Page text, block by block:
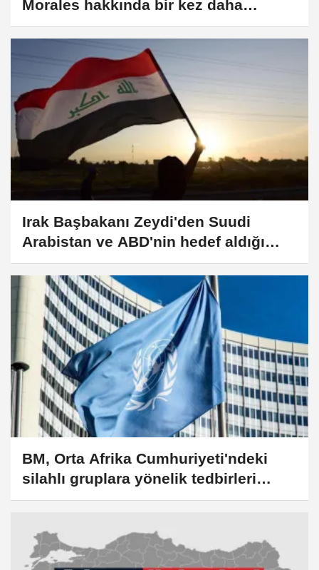
Morales hakkında bir kez daha
yakalama kararı çıkarıldı
Irak Başbakanı Zeydi'den Suudi
Arabistan ve ABD'nin hedef aldığı
Haşdi Şabi karargahına ziyaret
BM, Orta Afrika Cumhuriyeti'ndeki
silahlı gruplara yönelik tedbirleri
uzattı